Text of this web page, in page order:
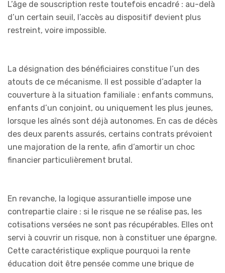
L’âge de souscription reste toutefois encadré : au-delà
d’un certain seuil, l’accès au dispositif devient plus
restreint, voire impossible.
La désignation des bénéficiaires constitue l’un des
atouts de ce mécanisme. Il est possible d’adapter la
couverture à la situation familiale : enfants communs,
enfants d’un conjoint, ou uniquement les plus jeunes,
lorsque les aînés sont déjà autonomes. En cas de décès
des deux parents assurés, certains contrats prévoient
une majoration de la rente, afin d’amortir un choc
financier particulièrement brutal.
En revanche, la logique assurantielle impose une
contrepartie claire : si le risque ne se réalise pas, les
cotisations versées ne sont pas récupérables. Elles ont
servi à couvrir un risque, non à constituer une épargne.
Cette caractéristique explique pourquoi la rente
éducation doit être pensée comme une brique de